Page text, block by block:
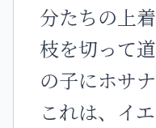
分たちの上
枝を切って
の子にホサ
これは、イ